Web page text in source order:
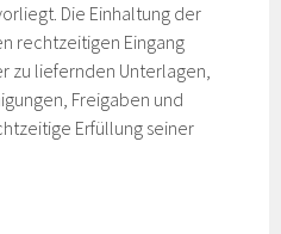
Die Einhaltung der
rechtzeitigen Eingang
zu liefernden Unterlagen,
Freigaben und
Erfüllung seiner